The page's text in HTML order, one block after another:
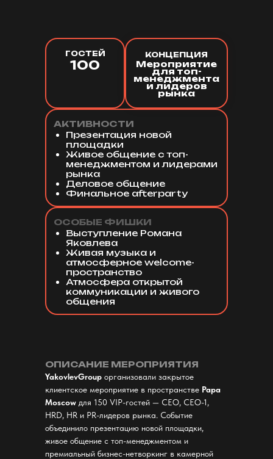
ГОСТЕЙ
100
КОНЦЕПЦИЯ
Мероприятие
для топ-
менеджмента
и лидеров
рынка
АКТИВНОСТИ
Презентация новой
площадки
Живое общение с топ-
менеджментом и лидерами
рынка
Деловое общение
Финальное afterparty
ОСОБЫЕ ФИШКИ
Выступление Романа
Яковлева
Живая музыка и
атмосферное welcome-
пространство
Атмосфера открытой
коммуникации и живого
общения
ОПИСАНИЕ МЕРОПРИЯТИЯ
YakovlevGroup организовали закрытое
клиентское мероприятие в пространстве Papa
Moscow для 150 VIP-гостей — CEO, CEO-1,
HRD, HR и PR-лидеров рынка. Событие
объединило презентацию новой площадки,
живое общение с топ-менеджментом и
премиальный бизнес-нетворкинг в камерной
Согласие на обработку персональныхданных и соглашаетесь c
Политикой конфиденциальности
Отправить